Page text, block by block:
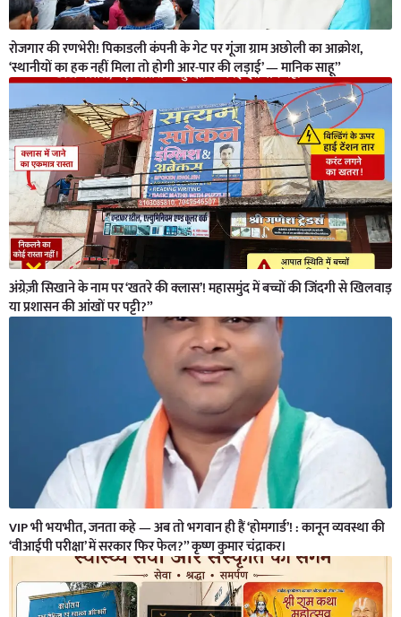
रोजगार की रणभेरी! पिकाडली कंपनी के गेट पर गूंजा ग्राम अछोली का आक्रोश,
‘स्थानीयों का हक नहीं मिला तो होगी आर-पार की लड़ाई’ — मानिक साहू”
अंग्रेज़ी सिखाने के नाम पर ‘खतरे की क्लास’! महासमुंद में बच्चों की जिंदगी से खिलवाड़
या प्रशासन की आंखों पर पट्टी?”
VIP भी भयभीत, जनता कहे — अब तो भगवान ही हैं ‘होमगार्ड’! : कानून व्यवस्था की
‘वीआईपी परीक्षा’ में सरकार फिर फेल?” कृष्ण कुमार चंद्राकर।